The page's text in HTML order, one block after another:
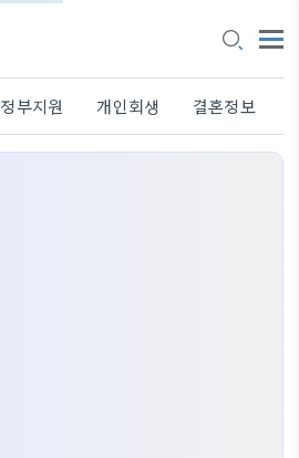
정부지원 개인회생 결혼정보